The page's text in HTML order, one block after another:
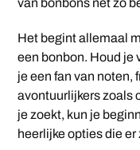
van bonbons net zo
Het begint allemaal
een bonbon. Houd je
je een fan van noten,
avontuurlijkers zoals
je zoekt, kun je
heerlijke opties die er